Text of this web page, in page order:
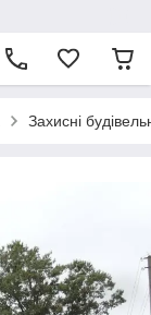
Захисні